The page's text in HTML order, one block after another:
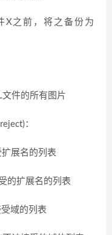
X之前，将之备份为
件的所有图片
：
展名的列表
的扩展名的列表
域的列表